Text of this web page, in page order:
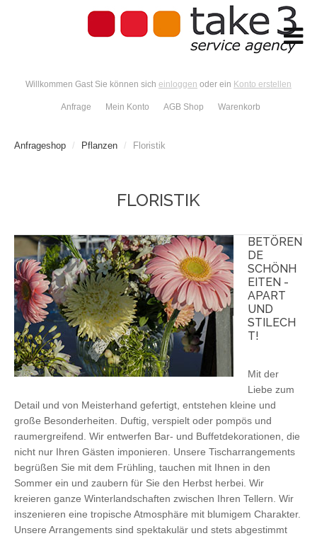
Willkommen Gast Sie können sich einloggen oder ein Konto erstellen
Anfrage Mein Konto AGB Shop Warenkorb
Anfrageshop / Pflanzen / Floristik
FLORISTIK
BETÖREN
DE
SCHÖNH
EITEN -
APART
UND
STILECH
T!
Mit der
Liebe zum
Detail und von Meisterhand gefertigt, entstehen kleine und
große Besonderheiten. Duftig, verspielt oder pompös und
raumergreifend. Wir entwerfen Bar- und Buffetdekorationen, die
nicht nur Ihren Gästen imponieren. Unsere Tischarrangements
begrüßen Sie mit dem Frühling, tauchen mit Ihnen in den
Sommer ein und zaubern für Sie den Herbst herbei. Wir
kreieren ganze Winterlandschaften zwischen Ihren Tellern. Wir
inszenieren eine tropische Atmosphäre mit blumigem Charakter.
Unsere Arrangements sind spektakulär und stets abgestimmt